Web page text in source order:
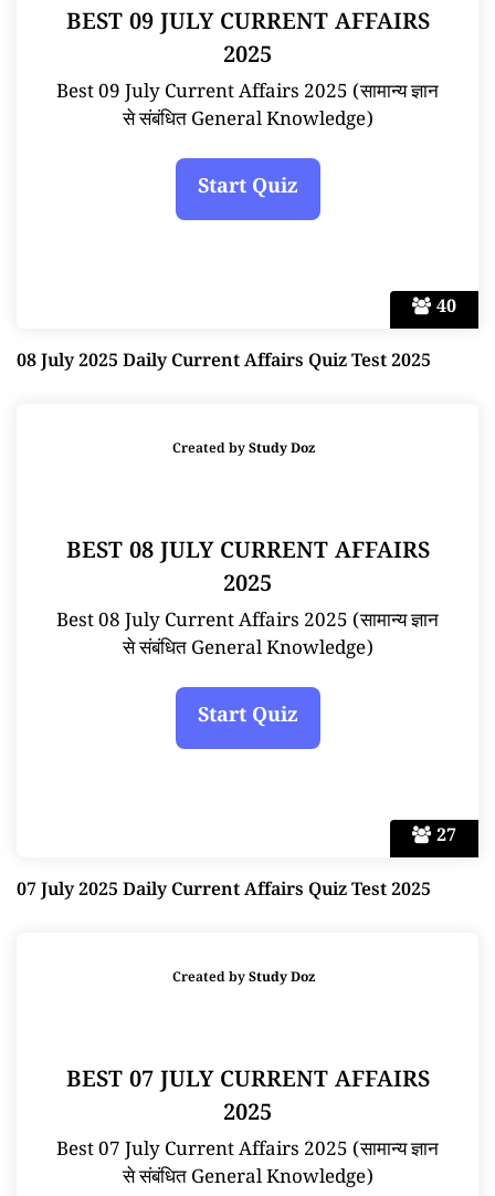
40
BEST 09 JULY CURRENT AFFAIRS
2025
Best 09 July Current Affairs 2025 (सामान्य ज्ञान
से संबंधित General Knowledge)
08 July 2025 Daily Current Affairs Quiz Test 2025
27
Created byStudy Doz
BEST 08 JULY CURRENT AFFAIRS
2025
Best 08 July Current Affairs 2025 (सामान्य ज्ञान
से संबंधित General Knowledge)
07 July 2025 Daily Current Affairs Quiz Test 2025
Created byStudy Doz
BEST 07 JULY CURRENT AFFAIRS
2025
Best 07 July Current Affairs 2025 (सामान्य ज्ञान
से संबंधित General Knowledge)